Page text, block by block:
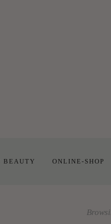
BEAUTY ONLINE-SHOP